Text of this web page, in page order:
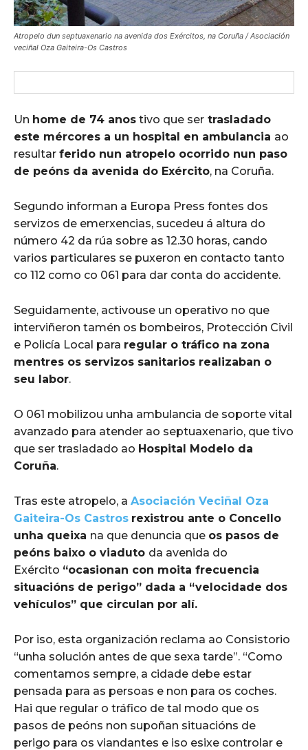
Atropelo dun septuaxenario na avenida dos Exércitos, na Coruña / Asociación
veciñal Oza Gaiteira-Os Castros
Un home de 74 anos tivo que ser trasladado
este mércores a un hospital en ambulancia ao
resultar ferido nun atropelo ocorrido nun paso
de peóns da avenida do Exército, na Coruña.
Segundo informan a Europa Press fontes dos
servizos de emerxencias, sucedeu á altura do
número 42 da rúa sobre as 12.30 horas, cando
varios particulares se puxeron en contacto tanto
co 112 como co 061 para dar conta do accidente.
Seguidamente, activouse un operativo no que
interviñeron tamén os bombeiros, Protección Civil
e Policía Local para regular o tráfico na zona
mentres os servizos sanitarios realizaban o
seu labor.
O 061 mobilizou unha ambulancia de soporte vital
avanzado para atender ao septuaxenario, que tivo
que ser trasladado ao Hospital Modelo da
Coruña.
Tras este atropelo, a Asociación Veciñal Oza
Gaiteira-Os Castros rexistrou ante o Concello
unha queixa na que denuncia que os pasos de
peóns baixo o viaduto da avenida do
Exército “ocasionan con moita frecuencia
situacións de perigo” dada a “velocidade dos
vehículos” que circulan por alí.
Por iso, esta organización reclama ao Consistorio
“unha solución antes de que sexa tarde”. “Como
comentamos sempre, a cidade debe estar
pensada para as persoas e non para os coches.
Hai que regular o tráfico de tal modo que os
pasos de peóns non supoñan situacións de
perigo para os viandantes e iso esixe controlar e